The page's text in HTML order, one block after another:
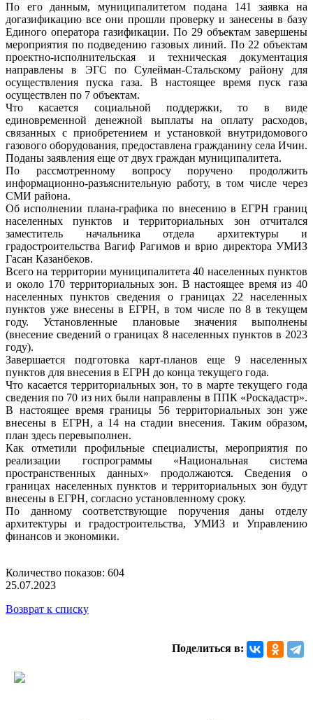
По его данным, муниципалитетом подана 141 заявка на
догазификацию все они прошли проверку и занесены в базу
Единого оператора газификации. По 29 объектам завершены
мероприятия по подведению газовых линий. По 22 объектам
проектно-исполнительская и техническая документация
направлены в ЭГС по Сулейман-Стальскому району для
осуществления пуска газа. В настоящее время пуск газа
осуществлен по 7 объектам.
Что касается социальной поддержки, то в виде
единовременной денежной выплаты на оплату расходов,
связанных с приобретением и установкой внутридомового
газового оборудования, предоставлена гражданину села Ичин.
Поданы заявления еще от двух граждан муниципалитета.
По рассмотренному вопросу поручено продолжить
информационно-разъяснительную работу, в том числе через
СМИ района.
Об исполнении плана-графика по внесению в ЕГРН границ
населенных пунктов и территориальных зон отчитался
заместитель начальника отдела архитектуры и
градостроительства Вагиф Рагимов и врио директора УМИЗ
Гасан Казанбеков.
Всего на территории муниципалитета 40 населенных пунктов
и около 170 территориальных зон. В настоящее время из 40
населенных пунктов сведения о границах 22 населенных
пунктов уже внесены в ЕГРН, в том числе по 8 в текущем
году. Установленные плановые значения выполнены
(внесение сведений о границах 8 населенных пунктов в 2023
году).
Завершается подготовка карт-планов еще 9 населенных
пунктов для внесения в ЕГРН до конца текущего года.
Что касается территориальных зон, то в марте текущего года
сведения по 70 из них были направлены в ППК «Роскадастр».
В настоящее время границы 56 территориальных зон уже
внесены в ЕГРН, а 14 на стадии внесения. Таким образом,
план здесь перевыполнен.
Как отметили профильные специалисты, мероприятия по
реализации госпрограммы «Национальная система
пространственных данных» продолжаются. Сведения о
границах населенных пунктов и территориальных зон будут
внесены в ЕГРН, согласно установленному сроку.
По данному соответствующие поручения даны отделу
архитектуры и градостроительства, УМИЗ и Управлению
финансов и экономики.
Количество показов: 604
25.07.2023
Возврат к списку
Поделиться в: